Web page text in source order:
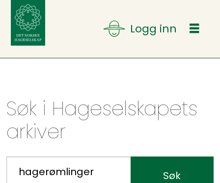
Søk
-
hageselskapet
Søk i Hageselskapets
arkiver
Søk